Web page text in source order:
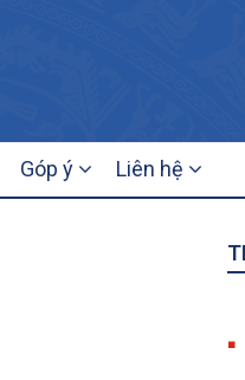
Góp ý Liên hệ